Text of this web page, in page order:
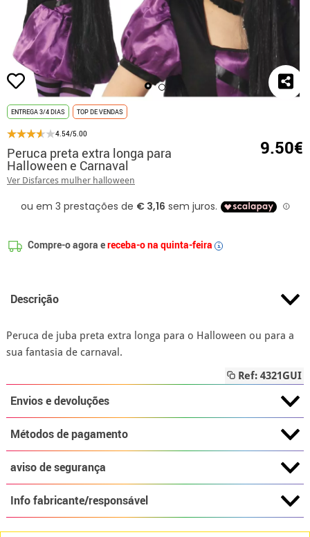
ENTREGA 3/4 DIAS TOP DE VENDAS
4.54/5.00
Peruca preta extra longa para
Halloween e Carnaval
Ver Disfarces mulher halloween
9.50€
Compre-o agora ereceba-o na quinta-feira i
Descrição
Peruca de juba preta extra longa para o Halloween ou para a
sua fantasia de carnaval.
Ref: 4321GUI
Envios e devoluções
Métodos de pagamento
aviso de segurança
Info fabricante/responsável